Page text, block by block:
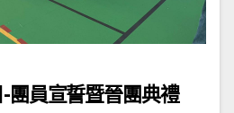
員宣誓暨晉團典禮